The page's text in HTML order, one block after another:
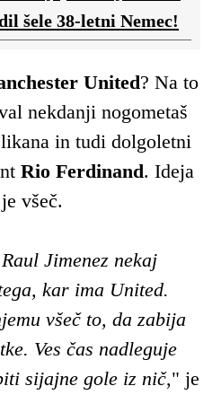
šele 38-letni Nemec!
United? Na to
nekdanji nogometaš
in tudi dolgoletni
Rio Ferdinand. Ideja
všeč.
Jimenez nekaj
kar ima United.
všeč to, da zabija
Ves čas nadleguje
sijajne gole iz nič," je